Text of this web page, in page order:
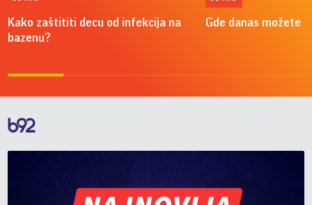
Kako zaštititi decu od infekcija na
bazenu?
Gde danas možete